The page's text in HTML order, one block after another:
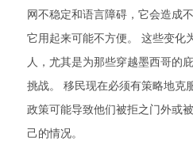
网不稳定和语言障碍，它会造成
它用起来可能不方便。 这些变化
人，尤其是为那些穿越墨西哥的
挑战。 移民现在必须有策略地克
政策可能导致他们被拒之门外或
己的情况。